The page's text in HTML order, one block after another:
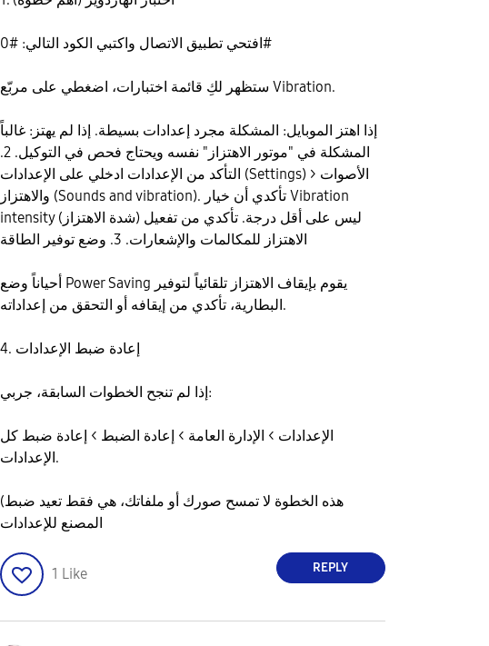
​افتحي تطبيق الاتصال واكتبي الكود التالي: #0#
ستظهر لكِ قائمة اختبارات، اضغطي على مربّع Vibration.
​إذا اهتز الموبايل: المشكلة مجرد إعدادات بسيطة. ​إذا لم يهتز: غالباً
المشكلة في "موتور الاهتزاز" نفسه ويحتاج فحص في التوكيل. ​2.
التأكد من الإعدادات ​ادخلي على الإعدادات (Settings) > الأصوات
والاهتزاز (Sounds and vibration). ​تأكدي أن خيار Vibration
intensity (شدة الاهتزاز) ليس على أقل درجة. ​تأكدي من تفعيل
الاهتزاز للمكالمات والإشعارات. ​3. وضع توفير الطاقة
​أحياناً وضع Power Saving يقوم بإيقاف الاهتزاز تلقائياً لتوفير
البطارية، تأكدي من إيقافه أو التحقق من إعداداته.
​4. إعادة ضبط الإعدادات
​إذا لم تنجح الخطوات السابقة، جربي:
الإعدادات > الإدارة العامة > إعادة الضبط > إعادة ضبط كل
الإعدادات.
(هذه الخطوة لا تمسح صورك أو ملفاتك، هي فقط تعيد ضبط
المصنع للإعدادات
1 Like REPLY